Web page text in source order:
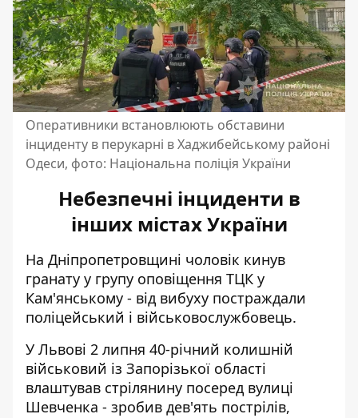
Оперативники встановлюють обставини
інциденту в перукарні в Хаджибейському районі
Одеси, фото: Національна поліція України
Небезпечні інциденти в
інших містах України
На Дніпропетровщині чоловік кинув
гранату у групу оповіщення ТЦК у
Кам'янському - від вибуху постраждали
поліцейський і військовослужбовець.
У Львові 2 липня 40-річний колишній
військовий із Запорізької області
влаштував стрілянину посеред вулиці
Шевченка - зробив дев'ять пострілів,